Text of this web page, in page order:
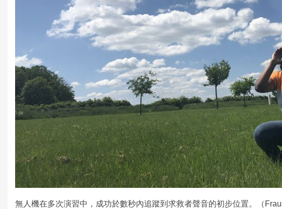
無人機在多次演習中，成功於數秒內追蹤到求救者聲音的初步位置。（